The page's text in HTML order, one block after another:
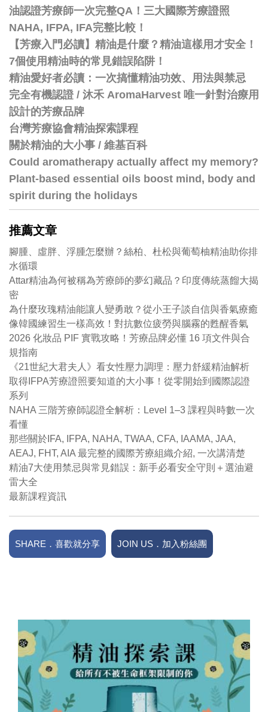
油認證芳療師一次完整QA！三大國際芳療證照
NAHA, IFPA, IFA完整比較！
【芳療入門必讀】精油是什麼？精油這樣用才安全！
7個使用精油時的常見錯誤陷阱！
精油愛好者必讀：一次搞懂精油功效、用法與禁忌
完全有機認證 / 沐禾 AromaHarvest 唯一針對治療用
設計的芳療品牌
台灣芳療協會精油探索課程
關於精油的大小事 / 維基百科
Could aromatherapy actually affect my memory?
Plant-based essential oils boost mind, body and
spirit during the holidays
推薦文章
腳腫、虛胖、浮腫怎麼辦？絲柏、杜松與葡萄柚精油助你排
水循環
Attar精油為何被稱為芳療師的夢幻藏品？印度傳統蒸餾大揭
密
為什麼玫瑰精油能讓人變勇敢？從小王子談自信與香氣療癒
像韓國練習生一樣高效！對抗數位疲勞與腦霧的甦醒香氣
2026 化妝品 PIF 實戰攻略！芳療品牌必懂 16 項文件與合
規指南
《21世紀大君夫人》看女性壓力調理：壓力舒緩精油解析
取得IFPA芳療證照要知道的大小事！從零開始到國際認證
系列
NAHA 三階芳療師認證全解析：Level 1–3 課程與時數一次
看懂
那些關於IFA, IFPA, NAHA, TWAA, CFA, IAAMA, JAA,
AEAJ, FHT, AIA 最完整的國際芳療組織介紹, 一次講清楚
精油7大使用禁忌與常見錯誤：新手必看安全守則＋選油避
雷大全
最新課程資訊
SHARE．喜歡就分享 JOIN US．加入粉絲團